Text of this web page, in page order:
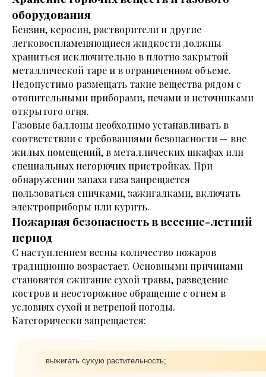
оборудования
Бензин, керосин, растворители и другие
легковоспламеняющиеся жидкости должны
храниться исключительно в плотно закрытой
металлической таре и в ограниченном объеме.
Недопустимо размещать такие вещества рядом с
отопительными приборами, печами и источниками
открытого огня.
Газовые баллоны необходимо устанавливать в
соответствии с требованиями безопасности — вне
жилых помещений, в металлических шкафах или
специальных негорючих пристройках. При
обнаружении запаха газа запрещается
пользоваться спичками, зажигалками, включать
электроприборы или курить.
Пожарная безопасность в весенне-летний
период
С наступлением весны количество пожаров
традиционно возрастает. Основными причинами
становятся сжигание сухой травы, разведение
костров и неосторожное обращение с огнем в
условиях сухой и ветреной погоды.
Категорически запрещается:
выжигать сухую растительность;